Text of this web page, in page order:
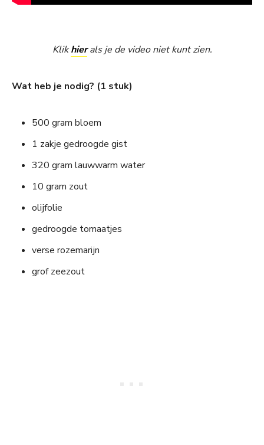
Klikhierals je de video niet kunt zien.
Wat heb je nodig? (1 stuk)
500 gram bloem
1 zakje gedroogde gist
320 gram lauwwarm water
10 gram zout
olijfolie
gedroogde tomaatjes
verse rozemarijn
grof zeezout